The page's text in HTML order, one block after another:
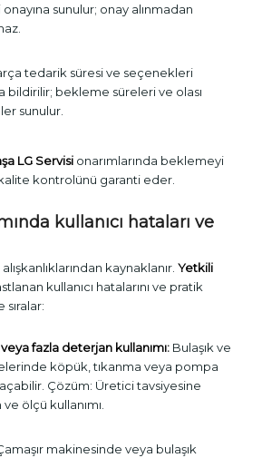
sunulur; onay alınmadan
tedarik süresi ve seçenekleri
bildirilir; bekleme süreleri ve olası
sunulur.
LG Servisionarımlarında beklemeyi
kontrolünü garanti eder.
kullanıcı hataları ve
kaynaklanır. Yetkili
kullanıcı hatalarını ve pratik
fazla deterjan kullanımı:Bulaşık ve
köpük, tıkanma veya pompa
Çözüm: Üretici tavsiyesine
ölçü kullanımı.
makinesinde veya bulaşık